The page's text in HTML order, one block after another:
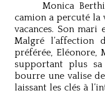
Monica
camion a percuté
vacances. Son
Malgré l’affection
préférée, Eléonore,
supportant plus
bourre une valise
laissant les clés à